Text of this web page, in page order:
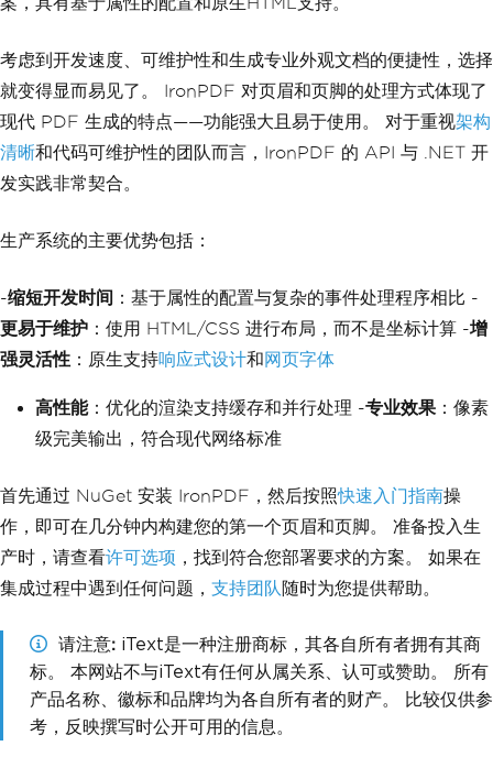
考虑到开发速度、可维护性和生成专业外观文档的便捷性，选择
就变得显而易见了。 IronPDF 对页眉和页脚的处理方式体现了
现代 PDF 生成的特点——功能强大且易于使用。 对于重视架构
清晰和代码可维护性的团队而言，IronPDF 的 API 与 .NET 开
发实践非常契合。
生产系统的主要优势包括：
-缩短开发时间 ：基于属性的配置与复杂的事件处理程序相比 -
更易于维护 ：使用 HTML/CSS 进行布局，而不是坐标计算 -增
强灵活性 ：原生支持响应式设计和网页字体
高性能：优化的渲染支持缓存和并行处理 -专业效果 ：像素
级完美输出，符合现代网络标准
首先通过 NuGet 安装 IronPDF，然后按照快速入门指南操
作，即可在几分钟内构建您的第一个页眉和页脚。 准备投入生
产时，请查看许可选项 ，找到符合您部署要求的方案。 如果在
集成过程中遇到任何问题， 支持团队 随时为您提供帮助。
请注意 iText是一种注册商标，其各自所有者拥有其商
标。 本网站不与iText有任何从属关系、认可或赞助。 所有
产品名称、徽标和品牌均为各自所有者的财产。 比较仅供参
考，反映撰写时公开可用的信息。